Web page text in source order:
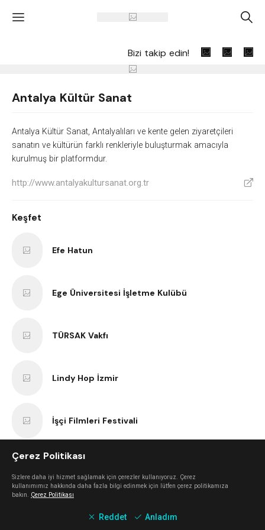
' A
Bizi takip edin!
Antalya Kültür Sanat
Antalya Kültür Sanat, Antalyalıları ve kente gelen ziyaretçileri
sanatın ve kültürün farklı renkleriyle buluşturmak amacıyla
kurulmuş bir platformdur.
http://www.antalyakultursanat.org.tr V
Keşfet
Efe Hatun
Ege Üniversitesi İşletme Kulübü
TÜRSAK Vakfı
Lindy Hop İzmir
İşçi Filmleri Festivali
Çerez Politikası
Sizlere daha iyi hizmet sağlamak için çerezler kullanıyoruz. Çerez
kullanımımız hakkında daha fazla bilgi edinmek için lütfen çerez politikamıza
bakın. Çerez Politikası
Reddet Anladım